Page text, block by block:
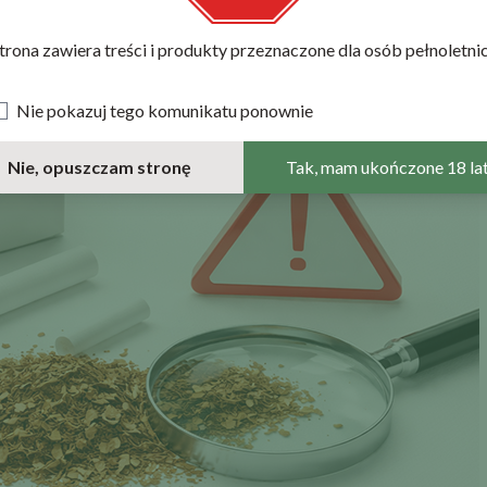
zawiera treści i produkty przeznaczone dla osób
Nie pokazuj tego komunikatu ponownie
Nie, opuszczam stronę Tak, mam ukończone 18